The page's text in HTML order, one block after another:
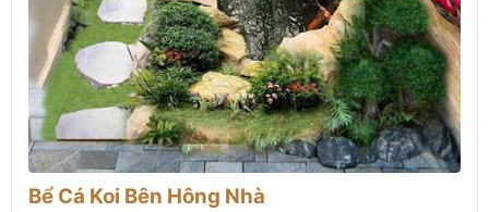
Bể Cá Koi Bên Hông Nhà